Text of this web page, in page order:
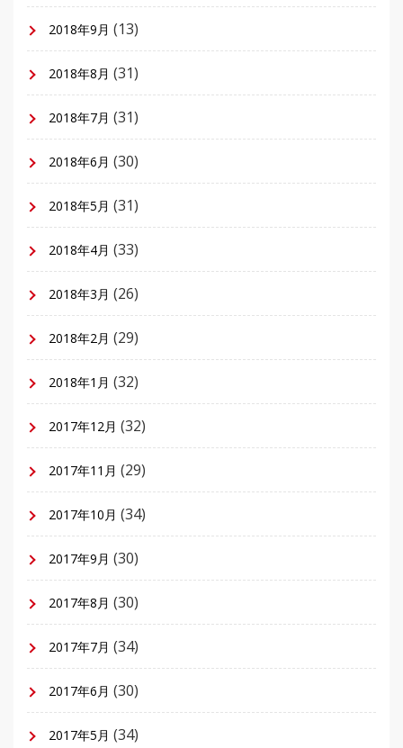
2018年9月 (13)
2018年8月 (31)
2018年7月 (31)
2018年6月 (30)
2018年5月 (31)
2018年4月 (33)
2018年3月 (26)
2018年2月 (29)
2018年1月 (32)
2017年12月 (32)
2017年11月 (29)
2017年10月 (34)
2017年9月 (30)
2017年8月 (30)
2017年7月 (34)
2017年6月 (30)
2017年5月 (34)